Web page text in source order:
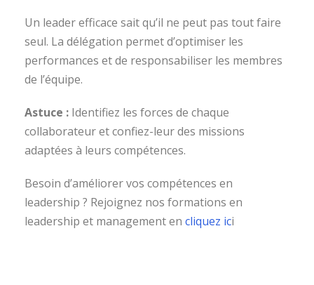
Un leader efficace sait qu’il ne peut pas tout faire
seul. La délégation permet d’optimiser les
performances et de responsabiliser les membres
de l’équipe.
Astuce : Identifiez les forces de chaque
collaborateur et confiez-leur des missions
adaptées à leurs compétences.
Besoin d’améliorer vos compétences en
leadership ? Rejoignez nos formations en
leadership et management en cliquez ici